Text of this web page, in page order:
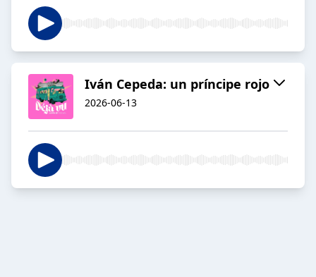
Iván Cepeda: un príncipe rojo
2026-06-13